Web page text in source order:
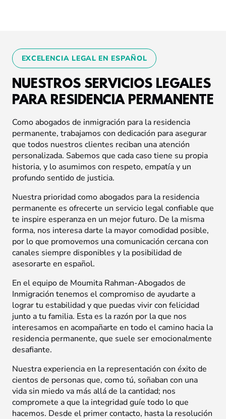
EXCELENCIA LEGAL EN ESPAÑOL
NUESTROS SERVICIOS LEGALES
PARA RESIDENCIA PERMANENTE
Como abogados de inmigración para la residencia
permanente, trabajamos con dedicación para asegurar
que todos nuestros clientes reciban una atención
personalizada. Sabemos que cada caso tiene su propia
historia, y lo asumimos con respeto, empatía y un
profundo sentido de justicia.
Nuestra prioridad como abogados para la residencia
permanente es ofrecerte un servicio legal confiable que
te inspire esperanza en un mejor futuro. De la misma
forma, nos interesa darte la mayor comodidad posible,
por lo que promovemos una comunicación cercana con
canales siempre disponibles y la posibilidad de
asesorarte en español.
En el equipo de Moumita Rahman-Abogados de
Inmigración tenemos el compromiso de ayudarte a
lograr tu estabilidad y que puedas vivir con felicidad
junto a tu familia. Esta es la razón por la que nos
interesamos en acompañarte en todo el camino hacia la
residencia permanente, que suele ser emocionalmente
desafiante.
Nuestra experiencia en la representación con éxito de
cientos de personas que, como tú, soñaban con una
vida sin miedo va más allá de la cantidad; nos
compromete a que la integridad guíe todo lo que
hacemos. Desde el primer contacto, hasta la resolución